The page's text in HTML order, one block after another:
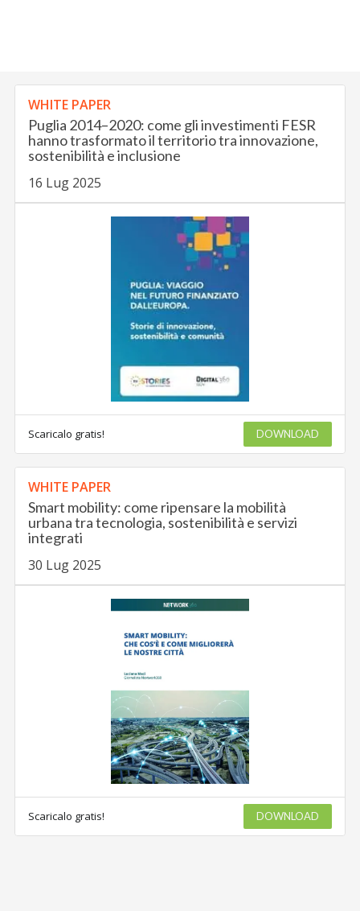
WHITE PAPER
Puglia 2014–2020: come gli investimenti FESR
hanno trasformato il territorio tra innovazione,
sostenibilità e inclusione
16 Lug 2025
Scaricalo gratis! DOWNLOAD
WHITE PAPER
Smart mobility: come ripensare la mobilità
urbana tra tecnologia, sostenibilità e servizi
integrati
30 Lug 2025
Scaricalo gratis! DOWNLOAD